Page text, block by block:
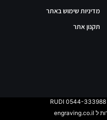
מדיניות שימוש באתר
תקנון אתר